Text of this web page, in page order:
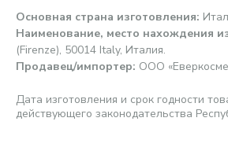
Основная страна изготовления:
Наименование, место нахождения
(Firenze), 50014 Italy, Италия.
Продавец/импортер: ООО
Дата изготовления и срок годности
действующего законодательства